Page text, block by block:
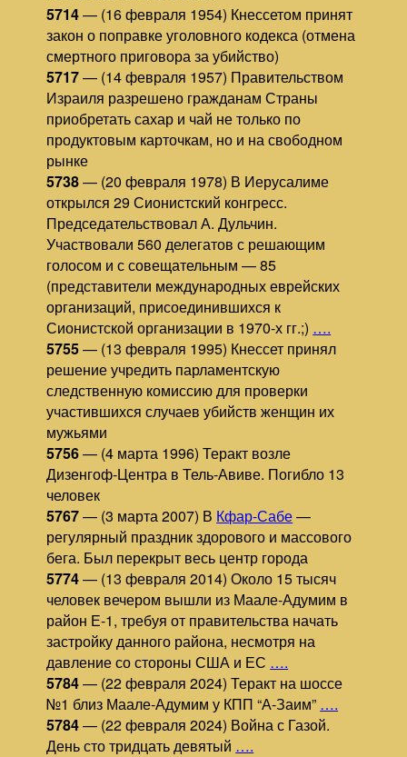
5714— (16 февраля 1954) Кнессетом принят
закон о поправке уголовного кодекса (отмена
смертного приговора за убийство)
5717— (14 февраля 1957) Правительством
Израиля разрешено гражданам Страны
приобретать сахар и чай не только по
продуктовым карточкам, но и на свободном
рынке
5738— (20 февраля 1978) В Иерусалиме
открылся 29 Сионистский конгресс.
Председательствовал А. Дульчин.
Участвовали 560 делегатов с решающим
голосом и с совещательным — 85
(представители международных еврейских
организаций, присоединившихся к
Сионистской организации в 1970-х гг.;) ….
5755— (13 февраля 1995) Кнессет принял
решение учредить парламентскую
следственную комиссию для проверки
участившихся случаев убийств женщин их
мужьями
5756— (4 марта 1996) Теракт возле
Дизенгоф-Центра в Тель-Авиве. Погибло 13
человек
5767— (3 марта 2007) В Кфар-Сабе—
регулярный праздник здорового и массового
бега. Был перекрыт весь центр города
5774— (13 февраля 2014) Около 15 тысяч
человек вечером вышли из Маале-Адумим в
район Е-1, требуя от правительства начать
застройку данного района, несмотря на
давление со стороны США и ЕС ….
5784— (22 февраля 2024) Теракт на шоссе
№1 близ Маале-Адумим у КПП “А-Заим” ….
5784— (22 февраля 2024) Война с Газой.
День сто тридцать девятый ….